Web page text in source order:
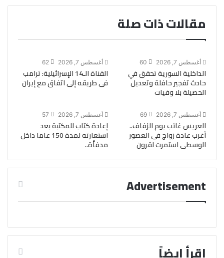
مقالات ذات صلة
أغسطس 7, 2026 60
الداخلية السورية تحقق في
حادث تفجير حافلة وتعديل
الحصيلة بلا وفيات
أغسطس 7, 2026 62
القناة الـ14 الإسرائيلية: ترامب
فى طريقه إلى اتفاق مع إيران
أغسطس 7, 2026 69
العريس غائب يوم الزفاف..
أغرب عادة زواج فى العصور
الوسطى استمرت لقرون
أغسطس 7, 2026 57
إعادة كتاب للمكتبة بعد
استعارته لمدة 150 عاما داخل
مدفأة..
Advertisement
اقرأ ايضاً